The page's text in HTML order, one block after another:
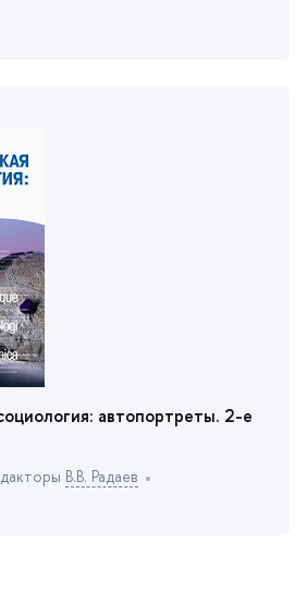
автопортреты. 2-е
.В. Радае